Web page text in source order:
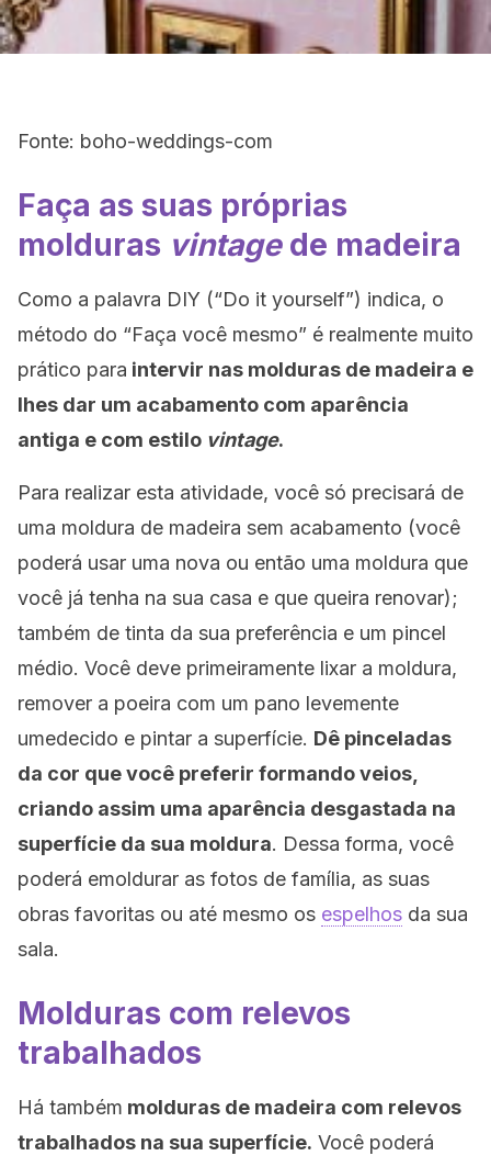
Fonte: boho-weddings-com
Faça as suas próprias
molduras vintage de madeira
Como a palavra DIY (“Do it yourself”) indica, o
método do “Faça você mesmo” é realmente muito
prático para intervir nas molduras de madeira e
lhes dar um acabamento com aparência
antiga e com estilo vintage.
Para realizar esta atividade, você só precisará de
uma moldura de madeira sem acabamento (você
poderá usar uma nova ou então uma moldura que
você já tenha na sua casa e que queira renovar);
também de tinta da sua preferência e um pincel
médio. Você deve primeiramente lixar a moldura,
remover a poeira com um pano levemente
umedecido e pintar a superfície. Dê pinceladas
da cor que você preferir formando veios,
criando assim uma aparência desgastada na
superfície da sua moldura. Dessa forma, você
poderá emoldurar as fotos de família, as suas
obras favoritas ou até mesmo os espelhos da sua
sala.
Molduras com relevos
trabalhados
Há também molduras de madeira com relevos
trabalhados na sua superfície. Você poderá